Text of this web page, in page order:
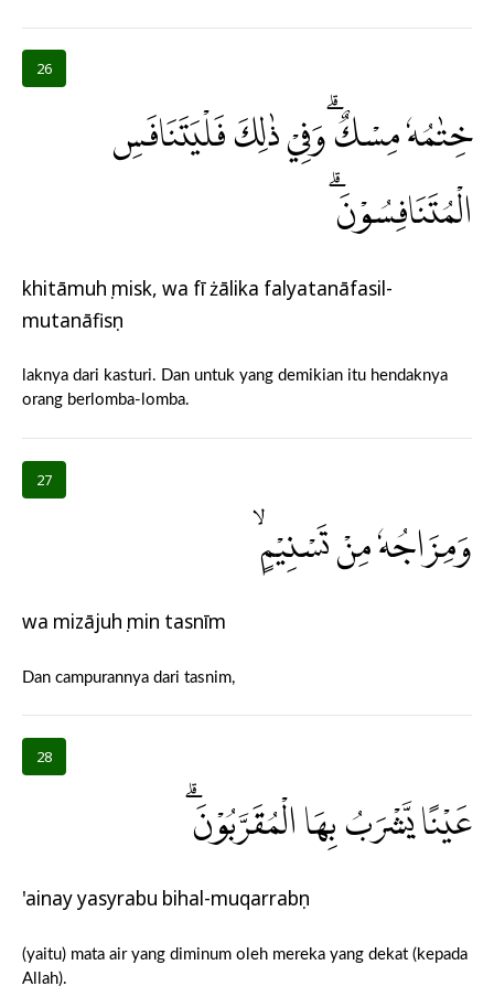
26
خِتٰمُهٗ مِسْكٌ ۗوَفِيْ ذٰلِكَ فَلْيَتَنَافَسِ
الْمُتَنَافِسُوْنَۗ
khitāmuhụ misk, wa fī żālika falyatanāfasil-
mutanāfisụn
laknya dari kasturi. Dan untuk yang demikian itu hendaknya
orang berlomba-lomba.
27
وَمِزَاجُهٗ مِنْ تَسْنِيْمٍۙ
wa mizājuhụ min tasnīm
Dan campurannya dari tasnim,
28
عَيْنًا يَّشْرَبُ بِهَا الْمُقَرَّبُوْنَۗ
'ainay yasyrabu bihal-muqarrabụn
(yaitu) mata air yang diminum oleh mereka yang dekat (kepada
Allah).